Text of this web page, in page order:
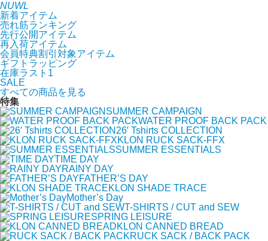
NUWL
新着アイテム
売れ筋ランキング
先行公開アイテム
再入荷アイテム
会員特典割引対象アイテム
ギフトラッピング
在庫ラスト1
SALE
すべての商品を見る
特集
SUMMER CAMPAIGN
WATER PROOF BACK PACK
26′ Tshirts COLLECTION
KLON RUCK SACK-FFX
SUMMER ESSENTIALS
TIME DAY
RAINY DAY
FATHER’S DAY
KLON SHADE TRACE
Mother’s Day
T-SHIRTS / CUT and SEW
SPRING LEISURE
KLON CANNED BREAD
RUCK SACK / BACK PACK